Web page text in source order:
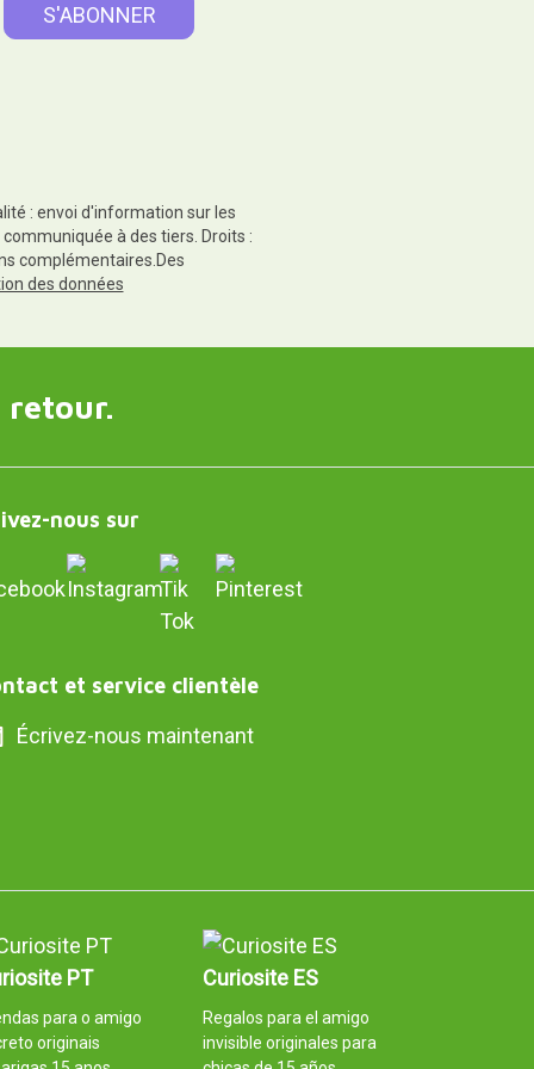
: envoi d'information sur les
à des tiers. Droits :
complémentaires.Des
des données
retour.
nous sur
et service clientèle
Écrivez-nous maintenant
PT
para o amigo
originais
Curiosite ES
Regalos para el amigo
invisible originales para